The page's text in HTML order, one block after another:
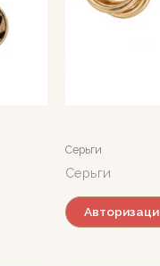
Серьги
Серьги